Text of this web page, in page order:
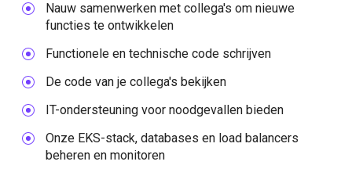
Nauw samenwerken met collega's om nieuwe
functies te ontwikkelen
Functionele en technische code schrijven
De code van je collega's bekijken
IT-ondersteuning voor noodgevallen bieden
Onze EKS-stack, databases en load balancers
beheren en monitoren